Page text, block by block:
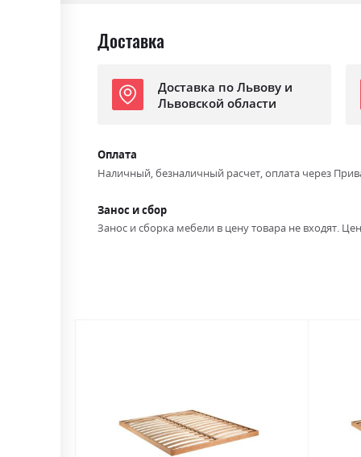
Доставка
Доставка по Львову и
Львовской области
Оплата
Наличный, безналичный расчет, оплата через
Занос и сбор
Занос и сборка мебели в цену товара не входят.